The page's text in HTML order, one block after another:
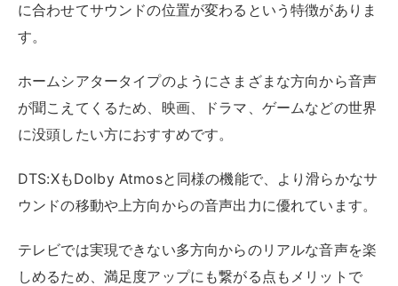
に合わせてサウンドの位置が変わるという特徴がありま
す。
ホームシアタータイプのようにさまざまな方向から音声
が聞こえてくるため、映画、ドラマ、ゲームなどの世界
に没頭したい方におすすめです。
DTS:XもDolby Atmosと同様の機能で、より滑らかなサ
ウンドの移動や上方向からの音声出力に優れています。
テレビでは実現できない多方向からのリアルな音声を楽
しめるため、満足度アップにも繋がる点もメリットで